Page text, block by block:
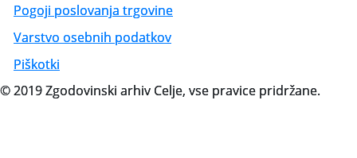
Pogoji poslovanja trgovine
Varstvo osebnih podatkov
Piškotki
© 2019 Zgodovinski arhiv Celje, vse pravice pridržane.